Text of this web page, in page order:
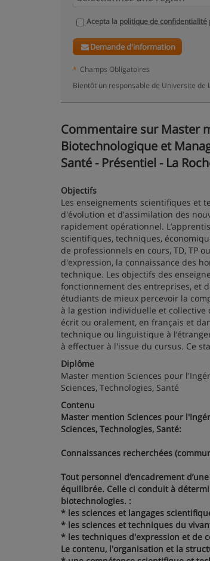
Acepta la politique de confidentialité
Demande d'information
* Champs Obligatoires
Bientôt un responsable de Universite de
Commentaire sur Master
Biotechnologique et
Santé - Présentiel - La
Objectifs
Les enseignements scientifiques et
d'évolution et d'assimilation des
rapidement opérationnel.
scientifiques, techniques,
de professionnels en cours, TD, TP
d'expression, la connaissance des
technique. Les objectifs des
fonctionnement des entreprises, et
étudiants de mieux percevoir la
à la gestion individuelle et
écrit ou oralement, en français et
technique ou linguistique à
à effectuer à l'issue du cursus. Ce
Diplôme
Master mention Sciences pour
Sciences, Technologies, Santé
Contenu
Master mention Sciences pour
Sciences, Technologies, Santé:
Connaissances recherchées
Tout personnel d’encadrement
équilibrée. Celle ci conduit à
biotechnologies. :
* les sciences et langages
* les sciences et techniques du
* les techniques d'expression et de
Le contenu, l'organisation et la